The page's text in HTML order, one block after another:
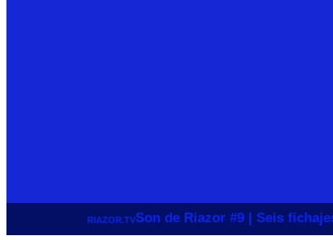
RIAZOR.TVSon de Riazor #9 | Seis